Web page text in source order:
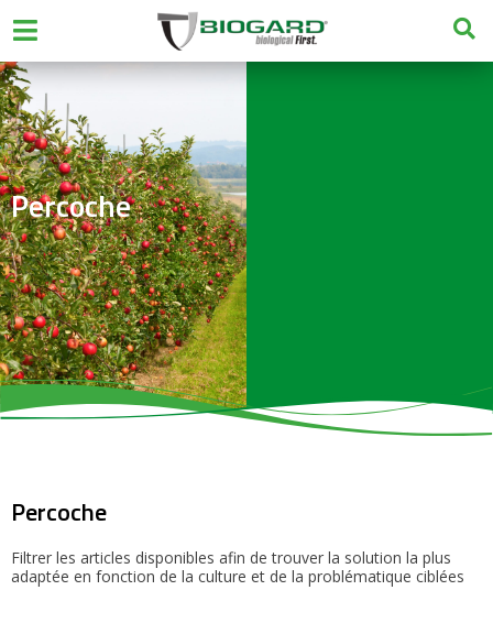
Percoche
Percoche
Filtrer les articles disponibles afin de trouver la solution la plus
adaptée en fonction de la culture et de la problématique ciblées